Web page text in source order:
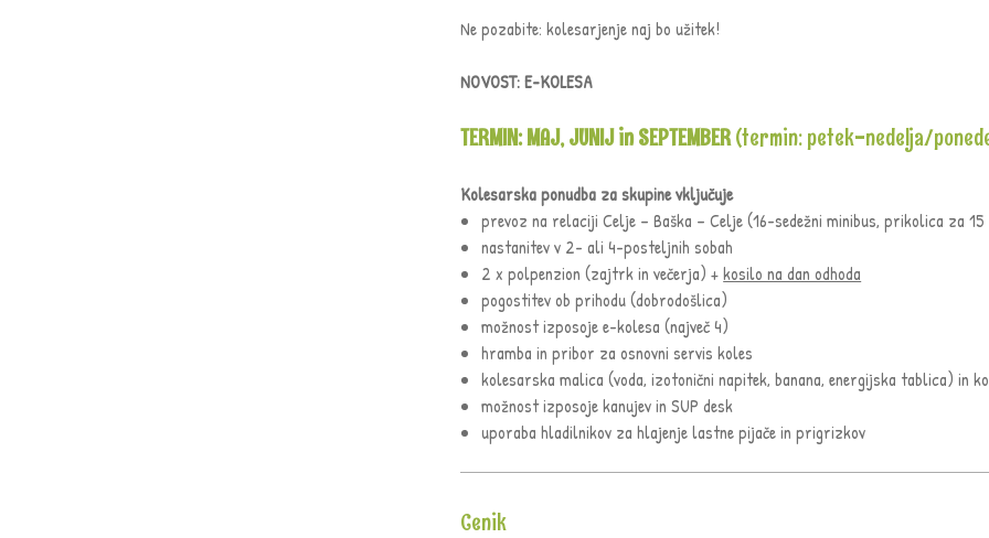
Ne pozabite: kolesarjenje naj bo užitek!
NOVOST: E-KOLESA
TERMIN: MAJ, JUNIJ in SEPTEMBER(termin: petek-nedelja/
Kolesarska ponudba za skupine vključuje
prevoz na relaciji Celje – Baška – Celje (16-sedežni minibus, prikolica za
nastanitev v 2- ali 4-posteljnih sobah
2 x polpenzion (zajtrk in večerja) +kosilo na dan odhoda
pogostitev ob prihodu (dobrodošlica)
možnost izposoje e-kolesa (največ 4)
hramba in pribor za osnovni servis koles
kolesarska malica (voda, izotonični napitek, banana, energijska tablica) in
možnost izposoje kanujev in SUP desk
uporaba hladilnikov za hlajenje lastne pijače in prigrizkov
Cenik